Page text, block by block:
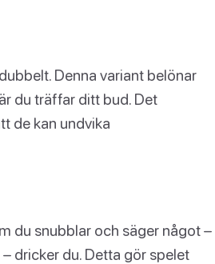
Denna variant belönar
du träffar ditt bud. Det
de kan undvika
du snubblar och säger något –
dricker du. Detta gör spelet